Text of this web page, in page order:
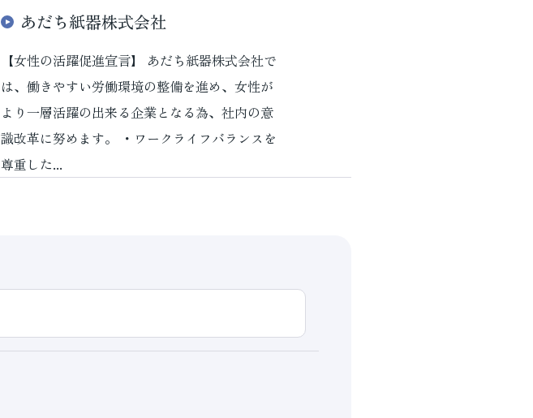
あだち紙器株式会社
【女性の活躍促進宣言】 あだち紙器株式会社で
は、働きやすい労働環境の整備を進め、女性が
より一層活躍の出来る企業となる為、社内の意
識改革に努めます。 ・ワークライフバランスを
尊重した...